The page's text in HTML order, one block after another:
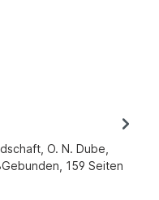
O. N. Dube,
159 Seiten